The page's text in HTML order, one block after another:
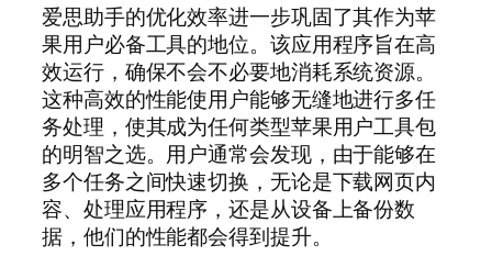
爱思助手的优化效率进一步巩固了其作为苹
果用户必备工具的地位。该应用程序旨在高
效运行，确保不会不必要地消耗系统资源。
这种高效的性能使用户能够无缝地进行多任
务处理，使其成为任何类型苹果用户工具包
的明智之选。用户通常会发现，由于能够在
多个任务之间快速切换，无论是下载网页内
容、处理应用程序，还是从设备上备份数
据，他们的性能都会得到提升。